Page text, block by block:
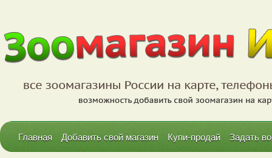
Главная Добавить свой магазин Купи-продай Задать